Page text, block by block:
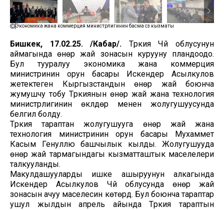
Экономика жана коммерция министрлигинин басма сөз кызматы
Бишкек, 17.02.25. /Кабар/. Түркия Чүй облусунун
аймагында өнөр жай зонасын курууну пландоодо.
Бул тууралуу экономика жана коммерция
министринин орун басары Искендер Асылкулов
жетектеген Кыргызстандын өнөр жай боюнча
жумушчу тобу Түркиянын өнөр жай жана технология
министрлигинин өкүлдөрү менен жолугушуусунда
белгилүү болду.
Түркия тараптан жолугушууга өнөр жай жана
технология министринин орун басары Мухаммет
Касым Генуллю башчылык кылды. Жолугушууда
өнөр жай тармагындагы кызматташтык маселелери
талкууланды.
Макулдашууларды ишке ашыруунун алкагында
Искендер Асылкулов Чүй облусунда өнөр жай
зонасын ачуу маселесин көтөрдү. Бул боюнча тараптар
ушул жылдын апрель айында Түркия тараптын